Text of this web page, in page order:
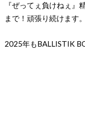
『ぜってぇ負けねぇ』
まで！頑張り続けます。
2025年もBALLISTIK